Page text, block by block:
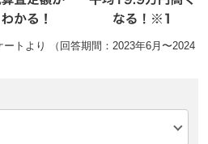
トより （回答期間：2023年6月〜2024